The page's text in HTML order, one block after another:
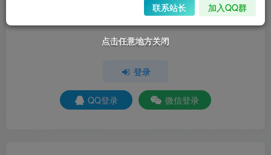
请登录后发表评论
登录
QQ登录 微信登录
点击任意地方关闭
点击任意地方关闭
点击任意地方关闭
联系站长 加入QQ群